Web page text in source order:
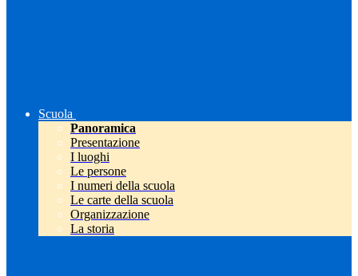
Scuola
Panoramica
Presentazione
I luoghi
Le persone
I numeri della scuola
Le carte della scuola
Organizzazione
La storia